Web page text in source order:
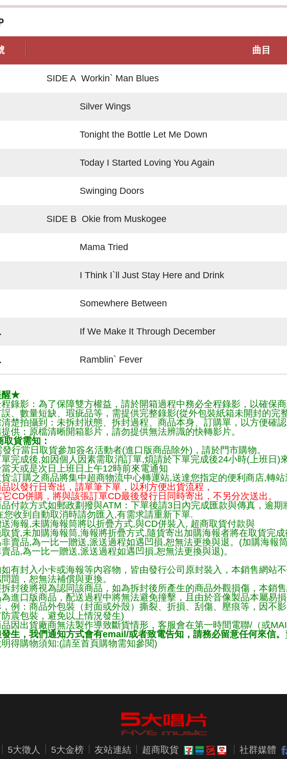
曲目
SIDE A Workin` Man Blues
Silver Wings
Tonight the Bottle Let Me Down
Today I Started Loving You Again
Swinging Doors
SIDE B Okie from Muskogee
Mama Tried
I Think I`ll Just Stay Here and Drink
Somewhere Between
If We Make It Through December
Ramblin` Fever
醒★
錄影：為了保障雙方權益，請於開箱過程中務必全程錄影，以確保商
誤、數量短缺、瑕疵品等，需提供完整錄影(從外包裝紙箱未開封的完
清楚拍攝到：未拆封狀態、拆封過程、商品本身、訂購單，以方便確認
提供：原檔清晰開箱影片，請勿提供無法辨識的快轉影片。
取貨需知：
行當日取貨參加簽名活動者(進口版商品除外)，請於門市購物。
單完成後,如因個人因素需取消訂單,煩請於下單完成後24小時(上班日
天或是次日上班日上午12時前來電通知
貨:訂購之商品將集中超商物流中心轉運站,送達您指定的便利商店,轉
品以發行日寄出，請單筆下單，以利方便出貨流程，
CD併購，將與該張訂單CD最後發行日同時寄出，不另分次送出。
品付款方式如郵政劃撥與ATM：下單後請3日內完成匯款與傳真，逾
您收到自動取消時請勿匯入,有需求請重新下單.
送海報,未購海報筒將以折疊方式,與CD併裝入, 超商取貨付款與
貨,未加購海報筒,海報將折疊方式,隨貨寄出加購海報者將在取貨完
賣品,為一比一贈送,派送過程如遇凹損,恕無法更換與退。(加購海報
品,為一比一贈送,派送過程如遇凹損,恕無法更換與退)。
如有封入小卡或海報等內容物，皆由發行公司原封裝入，本銷售網站
題，恕無法補償與更換。
拆封後將視為認同該商品，如為拆封後所產生的商品外觀損傷，本銷
為進口版商品，配送過程中將無法避免撞擊，且由於音像製品本屬易
例：商品外包裝（封面或外殼）撕裂、折損、刮傷、壓痕等，因不
震包裝，避免以上情況發生)
品因出貨廠商無法製作導致斷貨情形，客服會在第一時間電聯/（或
生，我們通知方式會有email/或者致電告知，請務必留意任何來信。
明得購物須知:(請至首頁購物需知參閱)
5大徵人 5大金榜 友站連結 超商取貨 社群媒體